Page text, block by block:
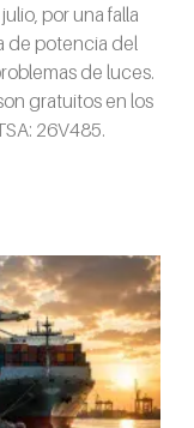
por una falla
de potencia del
de luces.
gratuitos en los
26V485.